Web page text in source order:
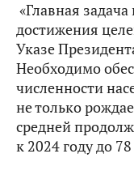
«Главная
достижения
Указе
Необходимо
численности
не только
средней
к 2024 году до